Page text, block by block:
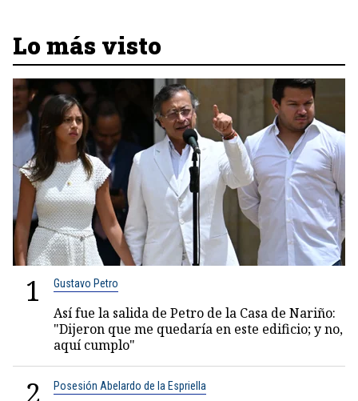
Lo más visto
1 Gustavo Petro
Así fue la salida de Petro de la Casa de Nariño:
"Dijeron que me quedaría en este edificio; y no,
aquí cumplo"
2 Posesión Abelardo de la Espriella